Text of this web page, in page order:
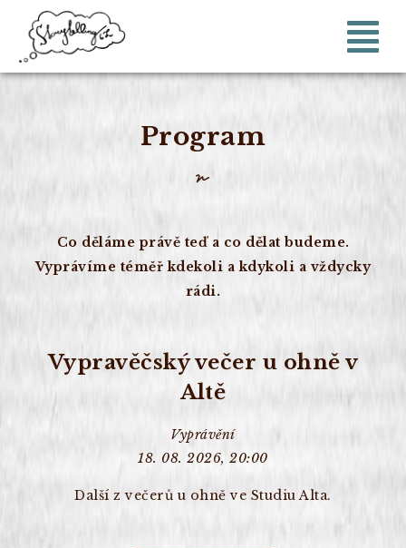
Program
Co děláme právě teď a co dělat budeme.
Vyprávíme téměř kdekoli a kdykoli a vždycky
rádi.
Vypravěčský večer u ohně v
Altě
Vyprávění
18. 08. 2026, 20:00
Další z večerů u ohně ve Studiu Alta.